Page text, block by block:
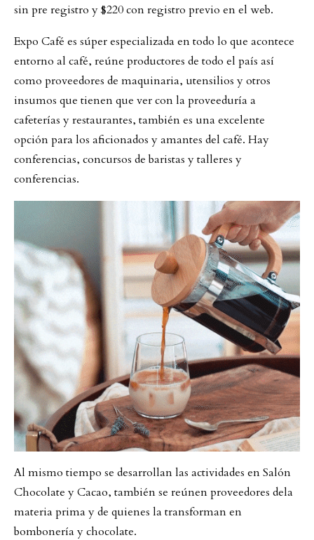
sin pre registro y $220 con registro previo en el web.
Expo Café es súper especializada en todo lo que acontece
entorno al café, reúne productores de todo el país así
como proveedores de maquinaria, utensilios y otros
insumos que tienen que ver con la proveeduría a
cafeterías y restaurantes, también es una excelente
opción para los aficionados y amantes del café. Hay
conferencias, concursos de baristas y talleres y
conferencias.
Al mismo tiempo se desarrollan las actividades en Salón
Chocolate y Cacao, también se reúnen proveedores dela
materia prima y de quienes la transforman en
bombonería y chocolate.